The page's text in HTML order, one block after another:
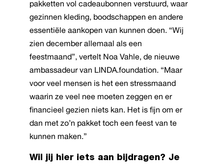
pakketten vol cadeaubonnen verstuurd, waar
gezinnen kleding, boodschappen en andere
essentiële aankopen van kunnen doen. “Wij
zien december allemaal als een
feestmaand”, vertelt Noa Vahle, de nieuwe
ambassadeur van LINDA.foundation. “Maar
voor veel mensen is het een stressmaand
waarin ze veel nee moeten zeggen en er
financieel gezien niets kan. Het is fijn om er
dan met zo’n pakket toch een feest van te
kunnen maken.”
Wil jij hier iets aan bijdragen? Je